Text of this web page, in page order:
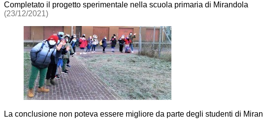
Completato il progetto sperimentale nella scuola primaria di Mirandola
(23/12/2021)
La conclusione non poteva essere migliore da parte degli studenti di